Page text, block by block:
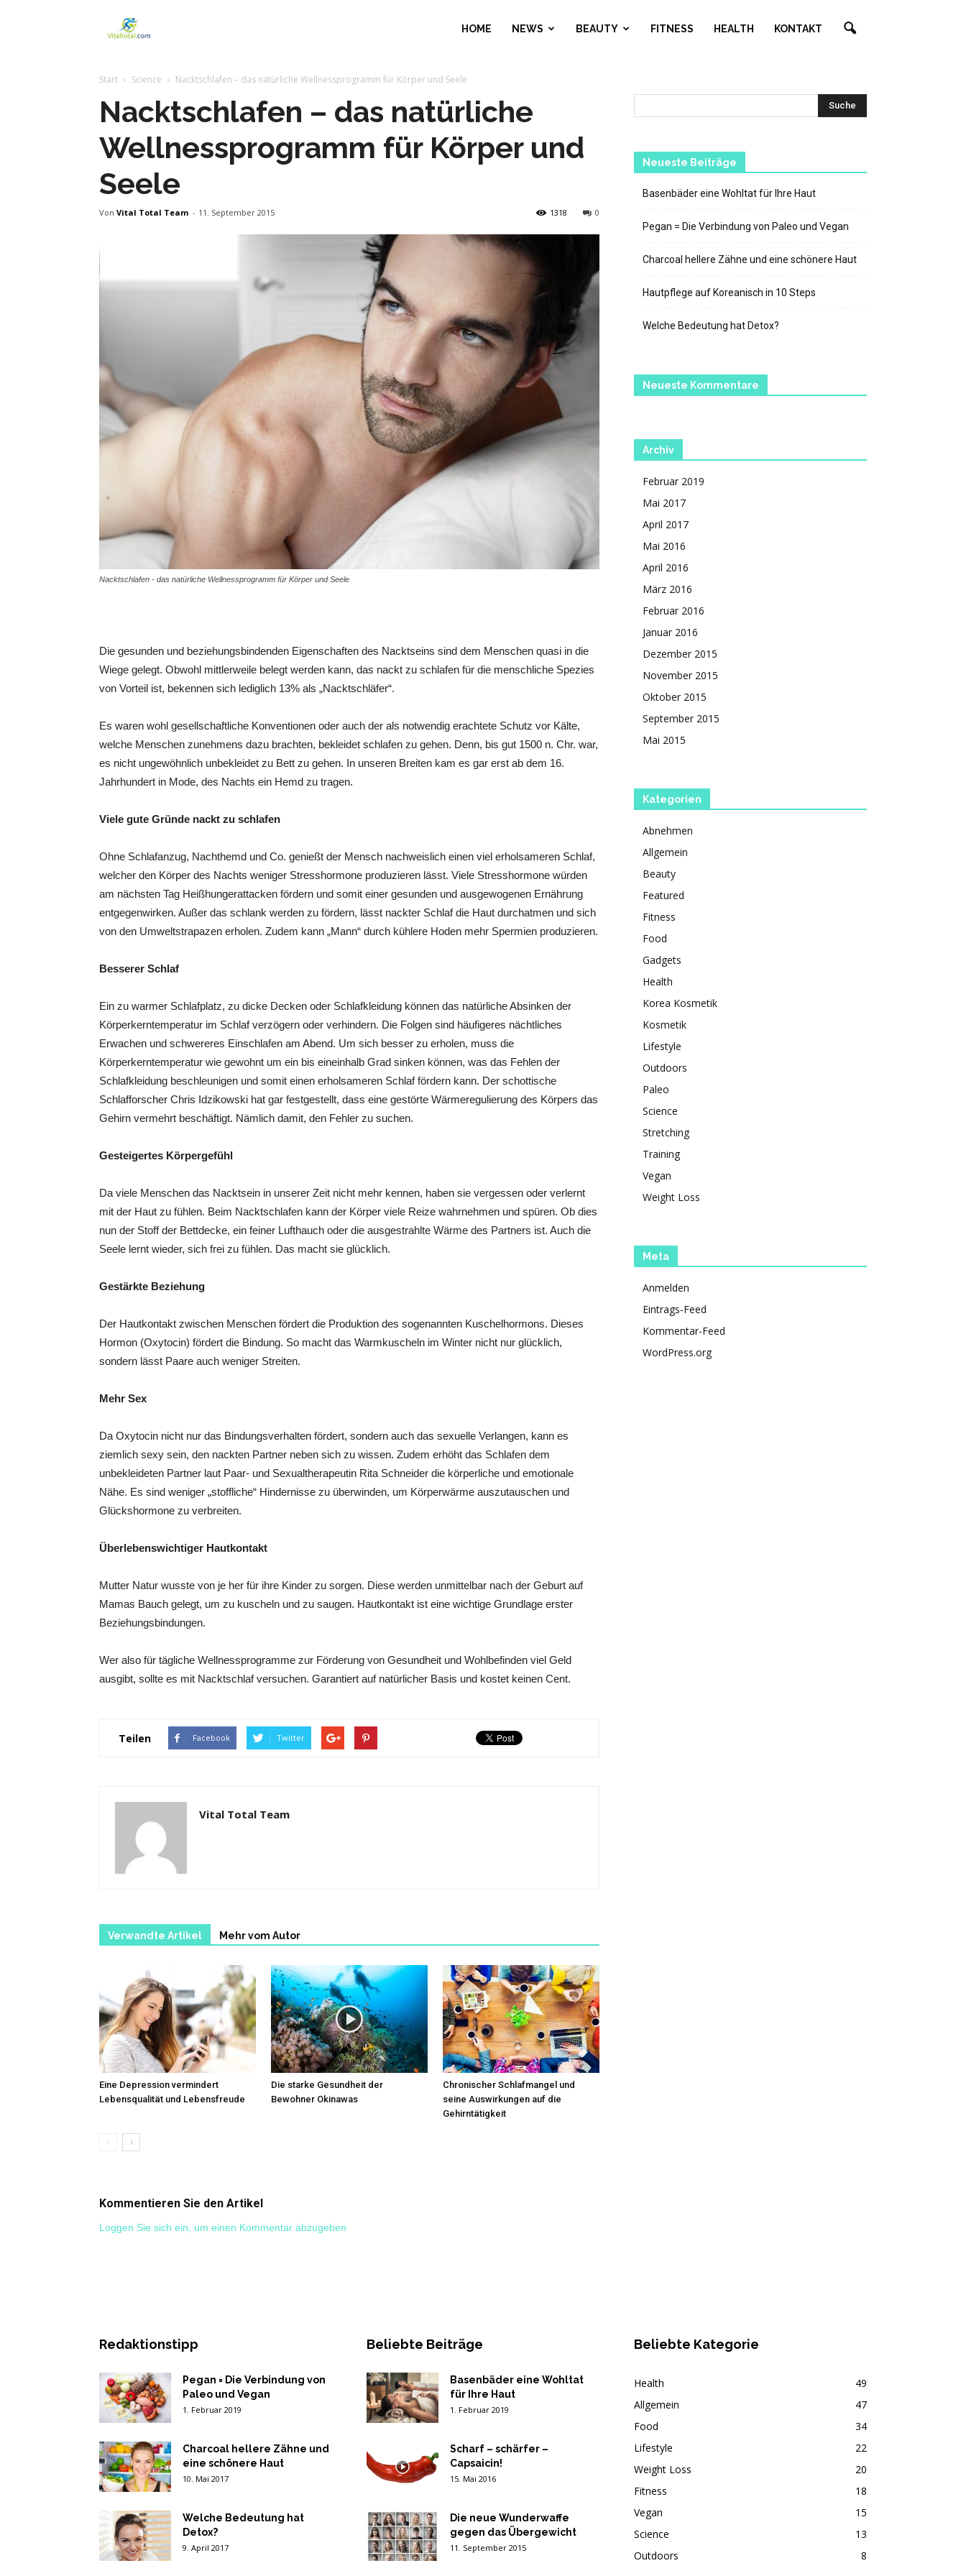
HOME NEWS BEAUTY FITNESS HEALTH KONTAKT
Start Science Nacktschlafen – das natürliche Wellnessprogramm für Körper und Seele
Nacktschlafen – das natürliche
Wellnessprogramm für Körper und
Seele
Von Vital Total Team - 11. September 2015 0
1318
Nacktschlafen - das natürliche Wellnessprogramm für Körper und Seele
Die gesunden und beziehungsbindenden Eigenschaften des Nacktseins sind dem Menschen quasi in die
Wiege gelegt. Obwohl mittlerweile belegt werden kann, das nackt zu schlafen für die menschliche Spezies
von Vorteil ist, bekennen sich lediglich 13% als „Nacktschläfer“.
Es waren wohl gesellschaftliche Konventionen oder auch der als notwendig erachtete Schutz vor Kälte,
welche Menschen zunehmens dazu brachten, bekleidet schlafen zu gehen. Denn, bis gut 1500 n. Chr. war,
es nicht ungewöhnlich unbekleidet zu Bett zu gehen. In unseren Breiten kam es gar erst ab dem 16.
Jahrhundert in Mode, des Nachts ein Hemd zu tragen.
Viele gute Gründe nackt zu schlafen
Ohne Schlafanzug, Nachthemd und Co. genießt der Mensch nachweislich einen viel erholsameren Schlaf,
welcher den Körper des Nachts weniger Stresshormone produzieren lässt. Viele Stresshormone würden
am nächsten Tag Heißhungerattacken fördern und somit einer gesunden und ausgewogenen Ernährung
entgegenwirken. Außer das schlank werden zu fördern, lässt nackter Schlaf die Haut durchatmen und sich
von den Umweltstrapazen erholen. Zudem kann „Mann“ durch kühlere Hoden mehr Spermien produzieren.
Besserer Schlaf
Ein zu warmer Schlafplatz, zu dicke Decken oder Schlafkleidung können das natürliche Absinken der
Körperkerntemperatur im Schlaf verzögern oder verhindern. Die Folgen sind häufigeres nächtliches
Erwachen und schwereres Einschlafen am Abend. Um sich besser zu erholen, muss die
Körperkerntemperatur wie gewohnt um ein bis eineinhalb Grad sinken können, was das Fehlen der
Schlafkleidung beschleunigen und somit einen erholsameren Schlaf fördern kann. Der schottische
Schlafforscher Chris Idzikowski hat gar festgestellt, dass eine gestörte Wärmeregulierung des Körpers das
Gehirn vermehrt beschäftigt. Nämlich damit, den Fehler zu suchen.
Gesteigertes Körpergefühl
Da viele Menschen das Nacktsein in unserer Zeit nicht mehr kennen, haben sie vergessen oder verlernt
mit der Haut zu fühlen. Beim Nacktschlafen kann der Körper viele Reize wahrnehmen und spüren. Ob dies
nun der Stoff der Bettdecke, ein feiner Lufthauch oder die ausgestrahlte Wärme des Partners ist. Auch die
Seele lernt wieder, sich frei zu fühlen. Das macht sie glücklich.
Gestärkte Beziehung
Der Hautkontakt zwischen Menschen fördert die Produktion des sogenannten Kuschelhormons. Dieses
Hormon (Oxytocin) fördert die Bindung. So macht das Warmkuscheln im Winter nicht nur glücklich,
sondern lässt Paare auch weniger Streiten.
Mehr Sex
Da Oxytocin nicht nur das Bindungsverhalten fördert, sondern auch das sexuelle Verlangen, kann es
ziemlich sexy sein, den nackten Partner neben sich zu wissen. Zudem erhöht das Schlafen dem
unbekleideten Partner laut Paar- und Sexualtherapeutin Rita Schneider die körperliche und emotionale
Nähe. Es sind weniger „stoffliche“ Hindernisse zu überwinden, um Körperwärme auszutauschen und
Glückshormone zu verbreiten.
Überlebenswichtiger Hautkontakt
Mutter Natur wusste von je her für ihre Kinder zu sorgen. Diese werden unmittelbar nach der Geburt auf
Mamas Bauch gelegt, um zu kuscheln und zu saugen. Hautkontakt ist eine wichtige Grundlage erster
Beziehungsbindungen.
Wer also für tägliche Wellnessprogramme zur Förderung von Gesundheit und Wohlbefinden viel Geld
ausgibt, sollte es mit Nacktschlaf versuchen. Garantiert auf natürlicher Basis und kostet keinen Cent.
Teilen Facebook Twitter
Vital Total Team
Verwandte Artikel Mehr vom Autor
Eine Depression vermindert
Lebensqualität und Lebensfreude
Die starke Gesundheit der
Bewohner Okinawas
Chronischer Schlafmangel und
seine Auswirkungen auf die
Gehirntätigkeit
Kommentieren Sie den Artikel
Loggen Sie sich ein, um einen Kommentar abzugeben
Neueste Beiträge
Basenbäder eine Wohltat für Ihre Haut
Pegan = Die Verbindung von Paleo und Vegan
Charcoal hellere Zähne und eine schönere Haut
Hautpflege auf Koreanisch in 10 Steps
Welche Bedeutung hat Detox?
Neueste Kommentare
Archiv
Februar 2019
Mai 2017
April 2017
Mai 2016
April 2016
März 2016
Februar 2016
Januar 2016
Dezember 2015
November 2015
Oktober 2015
September 2015
Mai 2015
Kategorien
Abnehmen
Allgemein
Beauty
Featured
Fitness
Food
Gadgets
Health
Korea Kosmetik
Kosmetik
Lifestyle
Outdoors
Paleo
Science
Stretching
Training
Vegan
Weight Loss
Meta
Anmelden
Eintrags-Feed
Kommentar-Feed
WordPress.org
Redaktionstipp
Pegan = Die Verbindung von
Paleo und Vegan
1. Februar 2019
Charcoal hellere Zähne und
eine schönere Haut
10. Mai 2017
Welche Bedeutung hat
Detox?
9. April 2017
Beliebte Beiträge
Basenbäder eine Wohltat
für Ihre Haut
1. Februar 2019
Scharf – schärfer –
Capsaicin!
15. Mai 2016
Die neue Wunderwaffe
gegen das Übergewicht
11. September 2015
Beliebte Kategorie
Health
49
Allgemein
47
Food
34
Lifestyle
22
Weight Loss
20
Fitness
18
Vegan
15
Science
13
Outdoors
8